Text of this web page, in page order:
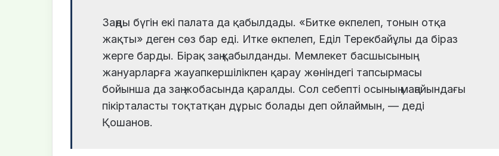
Заңды бүгін екі палата да қабылдады. «Битке өкпелеп, тонын отқа
жақты» деген сөз бар еді. Итке өкпелеп, Еділ Терекбайұлы да біраз
жерге барды. Бірақ заң қабылданды. Мемлекет басшысының
жануарларға жауапкершілікпен қарау жөніндегі тапсырмасы
бойынша да заң жобасында қаралды. Сол себепті осының маңайындағы
пікірталасты тоқтатқан дұрыс болады деп ойлаймын, — деді
Қошанов.